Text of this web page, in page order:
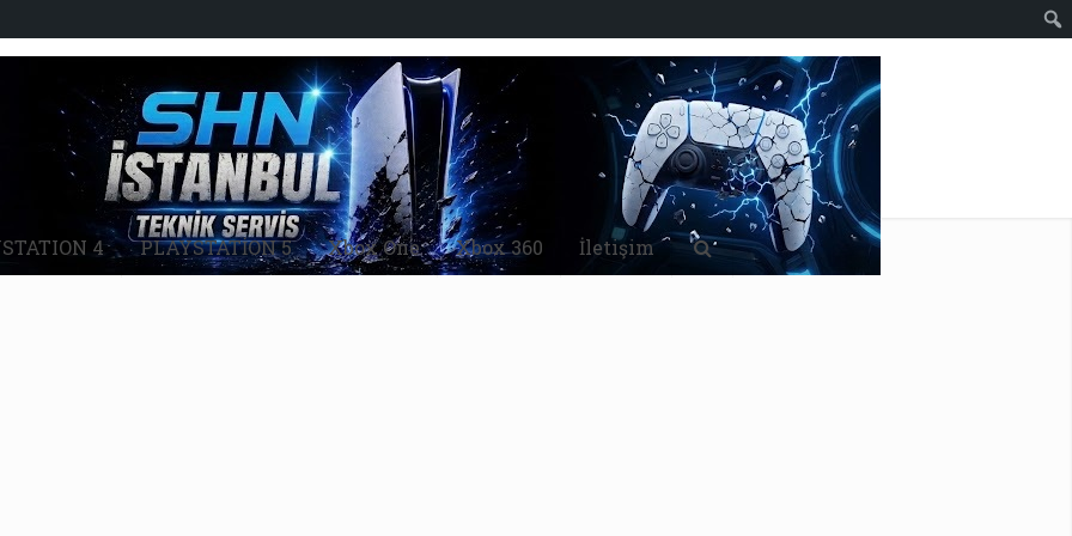
4 PLAYSTATİON 5 Xbox One Xbox 360 İletişim